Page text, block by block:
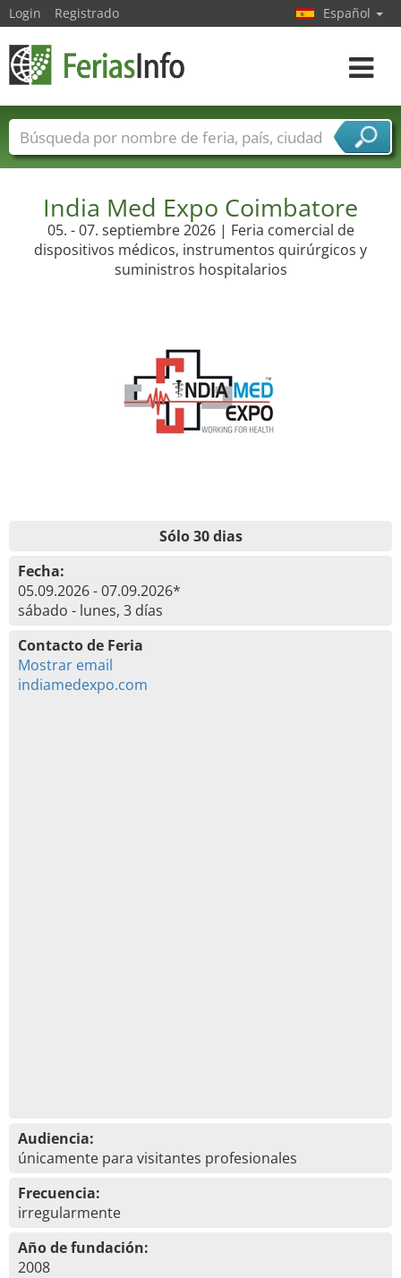
India Med Expo Coimbatore
05. - 07. septiembre 2026 | Feria comercial de
dispositivos médicos, instrumentos quirúrgicos y
suministros hospitalarios
Sólo 30 dias
Fecha:
05.09.2026 - 07.09.2026*
sábado - lunes, 3 días
Contacto de Feria
Mostrar email
indiamedexpo.com
Audiencia:
únicamente para visitantes profesionales
Frecuencia:
irregularmente
Año de fundación:
2008
Login Registrado Español
toggle
Nombres de ferias Países
Ciudades
Sectores de proveedor de servicios